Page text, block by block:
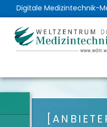
Digitale Medizintechnik-